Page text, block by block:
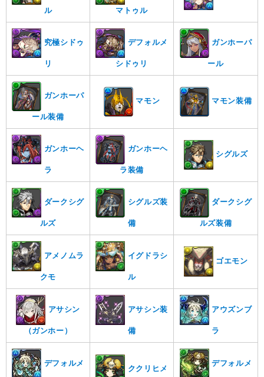
ル マトゥル
究極シドゥ
リ
デフォルメ
シドゥリ
ガンホーパ
ール
ガンホーパ
ール装備
マモン マモン装備
ガンホーヘ
ラ
ガンホーヘ
ラ装備
シグルズ
ダークシグ
ルズ
シグルズ装
備
ダークシグ
ルズ装備
アメノムラ
クモ
イグドラシ
ル
ゴエモン
アサシン
（ガンホー）
アサシン装
備
アウズンブ
ラ
デフォルメ
ククリヒメ
デフォルメ